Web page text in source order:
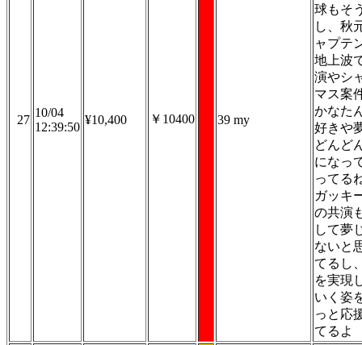
27
10/04
12:39:50
¥10,400 ￥10400 39 my
球もそ
し、秋
ャプテ
地上波
演やシ
マス案
かなた
好きや
どんど
になっ
ってる
ガッキ
の共演
して夢
ないと
てるし
を実現
いく姿
っと応
てるよ